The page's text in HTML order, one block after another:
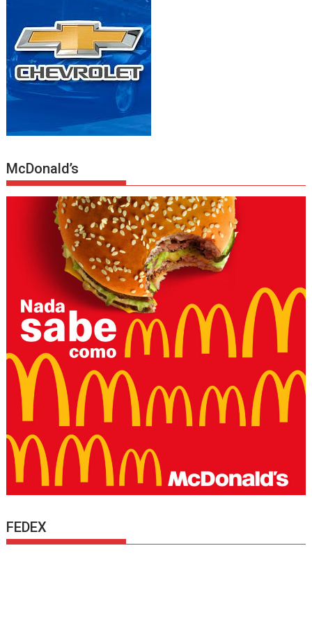
McDonald’s
FEDEX